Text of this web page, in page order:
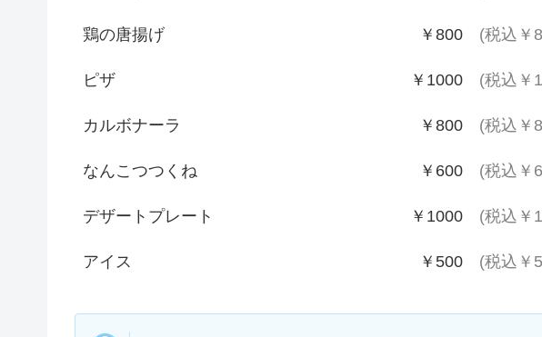
鶏の唐揚げ ￥800 (税込￥
ピザ ￥1000 (税込￥
カルボナーラ ￥800 (税込￥
なんこつつくね ￥600 (税込￥
デザートプレート ￥1000 (税込￥
アイス ￥500 (税込￥